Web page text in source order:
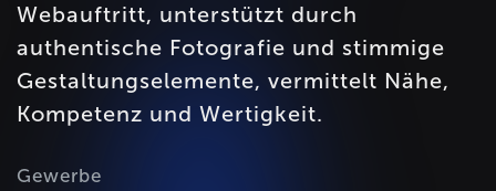
Webauftritt, unterstützt durch
authentische Fotografie und stimmige
Gestaltungselemente, vermittelt Nähe,
Kompetenz und Wertigkeit.
Gewerbe